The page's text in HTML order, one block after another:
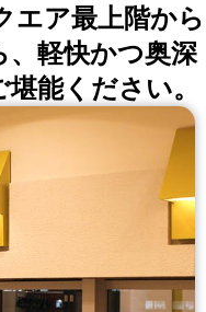
エア最上階から
、軽快かつ奥深
能ください。